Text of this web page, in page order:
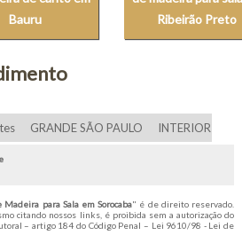
Bauru
Ribeirão Preto
GRANDE SÃO PAULO INTERIOR
para Sala em Sorocaba" é de direito reservado.
citando nossos links, é proibida sem a autorização do
– artigo 184 do Código Penal – Lei 9610/98 - Lei de